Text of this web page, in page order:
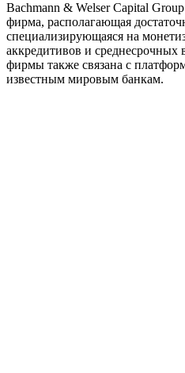
Bachmann & Welser Capital
фирма, располагающая
специализирующаяся на
аккредитивов и среднесрочных
фирмы также связана с
известным мировым банкам.